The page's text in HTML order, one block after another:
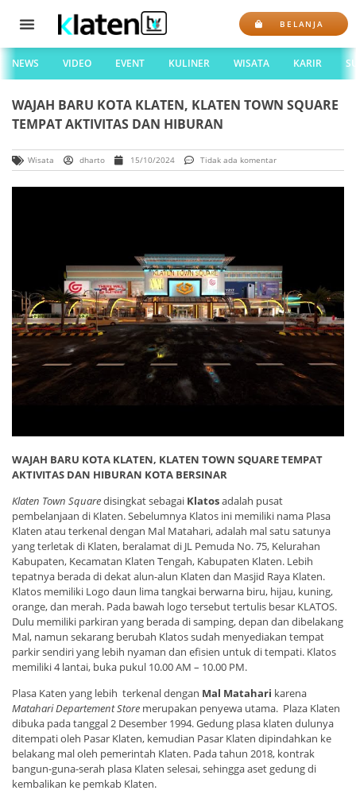
BELANJA
NEWS VIDEO EVENT KULINER WISATA KARIR
WAJAH BARU KOTA KLATEN, KLATEN TOWN SQUARE
TEMPAT AKTIVITAS DAN HIBURAN
Wisata dharto 15/10/2024 Tidak ada komentar
WAJAH BARU KOTA KLATEN, KLATEN TOWN SQUARE TEMPAT
AKTIVITAS DAN HIBURAN KOTA BERSINAR
Klaten Town Squaredisingkat sebagai Klatosadalah pusat
pembelanjaan di Klaten. Sebelumnya Klatos ini memiliki nama Plasa
Klaten atau terkenal dengan Mal Matahari, adalah mal satu satunya
yang terletak di Klaten, beralamat di JL Pemuda No. 75, Kelurahan
Kabupaten, Kecamatan Klaten Tengah, Kabupaten Klaten. Lebih
tepatnya berada di dekat alun-alun Klaten dan Masjid Raya Klaten.
Klatos memiliki Logo daun lima tangkai berwarna biru, hijau, kuning,
orange, dan merah. Pada bawah logo tersebut tertulis besar KLATOS.
Dulu memiliki parkiran yang berada di samping, depan dan dibelakang
Mal, namun sekarang berubah Klatos sudah menyediakan tempat
parkir sendiri yang lebih nyaman dan efisien untuk di tempati. Klatos
memiliki 4 lantai, buka pukul 10.00 AM – 10.00 PM.
Plasa Katen yang lebih terkenal dengan Mal Matahari karena
Matahari Departement Store merupakan penyewa utama. Plaza Klaten
dibuka pada tanggal 2 Desember 1994. Gedung plasa klaten dulunya
ditempati oleh Pasar Klaten, kemudian Pasar Klaten dipindahkan ke
belakang mal oleh pemerintah Klaten. Pada tahun 2018, kontrak
bangun-guna-serah plasa Klaten selesai, sehingga aset gedung di
kembalikan ke pemkab Klaten.